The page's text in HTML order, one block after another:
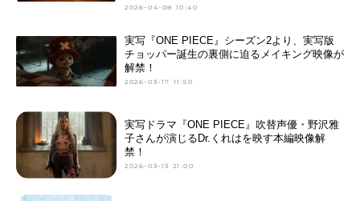
2026-04-08 10:40
実写『ONE PIECE』シーズン2より、実写版
チョッパー誕生の裏側に迫るメイキング映像が
解禁！
2026-03-17 11:50
実写ドラマ『ONE PIECE』吹替声優・野沢雅
子さんが演じるDr.くれはを映す本編映像解
禁！
2026-03-13 21:00